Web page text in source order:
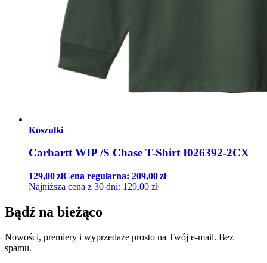
Koszulki
Carhartt WIP /S Chase T-Shirt I026392-2CX
129,00złCena regularna:209,00zł
Najniższa cena z 30 dni: 129,00 zł
Bądź na bieżąco
Nowości, premiery i wyprzedaże prosto na Twój e-mail. Bez
spamu.